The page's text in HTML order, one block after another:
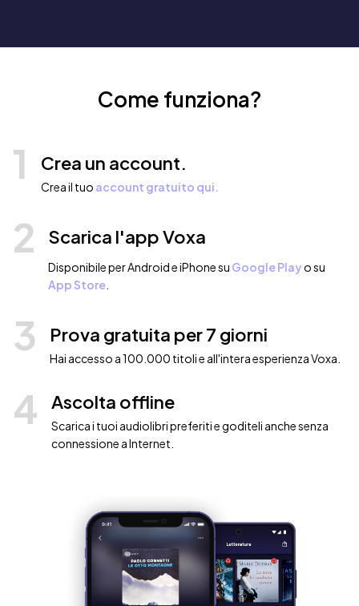
Come funziona?
1 Crea un account.
Crea il tuo account gratuito qui.
2 Scarica l'app Voxa
Disponibile per Android e iPhone su Google Playo su
App Store
3 Prova gratuita per 7 giorni
Hai accesso a 100.000 titoli e all'intera esperienza Voxa.
4 Ascolta offline
Scarica i tuoi audiolibri preferiti e goditeli anche senza
connessione a Internet.